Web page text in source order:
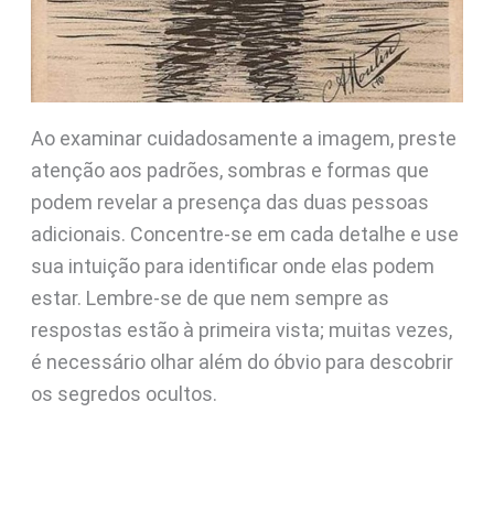
Ao examinar cuidadosamente a imagem, preste
atenção aos padrões, sombras e formas que
podem revelar a presença das duas pessoas
adicionais. Concentre-se em cada detalhe e use
sua intuição para identificar onde elas podem
estar. Lembre-se de que nem sempre as
respostas estão à primeira vista; muitas vezes,
é necessário olhar além do óbvio para descobrir
os segredos ocultos.